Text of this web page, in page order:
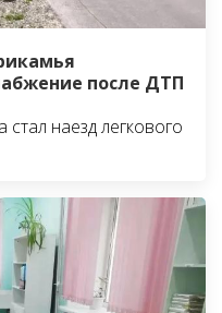
после ДТП
наезд легкового